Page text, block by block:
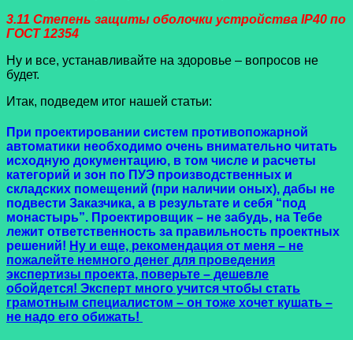
3.11 Степень защиты оболочки устройства IP40 по
ГОСТ 12354
Ну и все, устанавливайте на здоровье – вопросов не
будет.
Итак, подведем итог нашей статьи:
При проектировании систем противопожарной
автоматики необходимо очень внимательно читать
исходную документацию, в том числе и расчеты
категорий и зон по ПУЭ производственных и
складских помещений (при наличии оных), дабы не
подвести Заказчика, а в результате и себя “под
монастырь”. Проектировщик – не забудь, на Тебе
лежит ответственность за правильность проектных
решений! Ну и еще, рекомендация от меня – не
пожалейте немного денег для проведения
экспертизы проекта, поверьте – дешевле
обойдется! Эксперт много учится чтобы стать
грамотным специалистом – он тоже хочет кушать –
не надо его обижать!